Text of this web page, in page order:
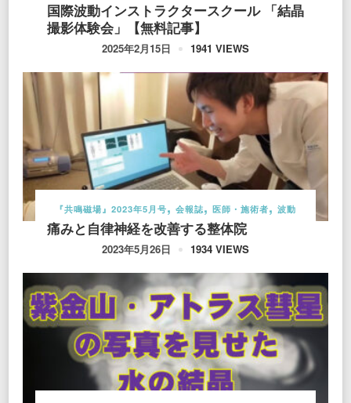
国際波動インストラクタースクール 「結晶
撮影体験会」【無料記事】
2025年2月15日 1941 VIEWS
『共鳴磁場』2023年5月号 会報誌 医師・施術者 波動
痛みと自律神経を改善する整体院
2023年5月26日 1934 VIEWS